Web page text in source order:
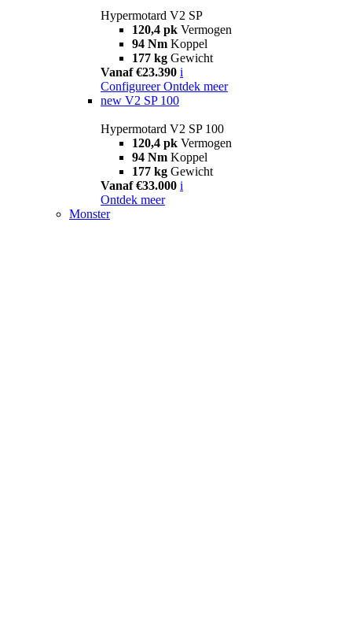
Hypermotard V2 SP
120,4 pk Vermogen
94 Nm Koppel
177 kg Gewicht
Vanaf €23.390 i
Configureer Ontdek meer
new V2 SP 100
Hypermotard V2 SP 100
120,4 pk Vermogen
94 Nm Koppel
177 kg Gewicht
Vanaf €33.000 i
Ontdek meer
Monster